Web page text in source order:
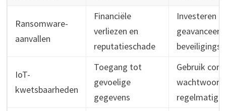
Ransomware-
aanvallen
Financiële
verliezen en
reputatieschade
Investeren in
IoT-
kwetsbaarheden
Toegang tot
gevoelige
gegevens
Gebruik
regelmatige